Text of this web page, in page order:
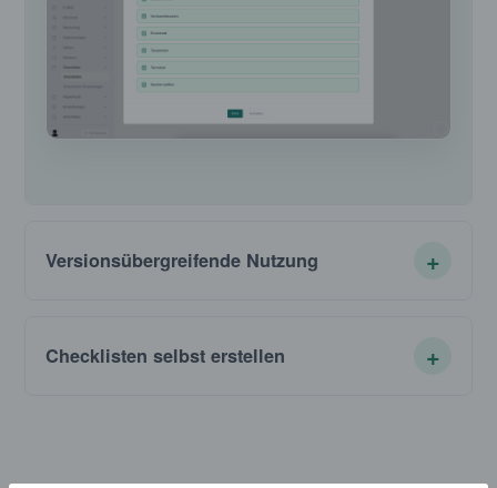
Versionsübergreifende Nutzung
Checklisten selbst erstellen